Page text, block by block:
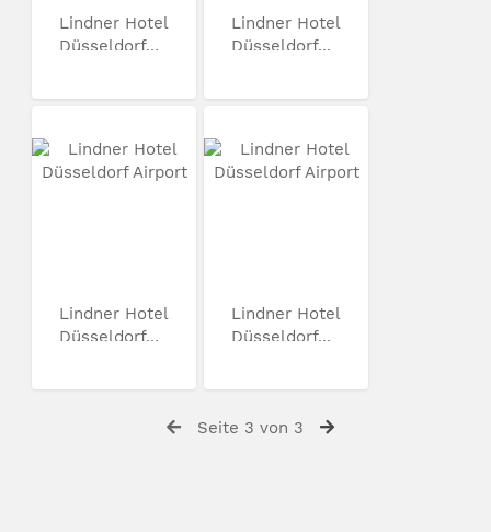
Lindner Hotel
Düsseldorf...
Lindner Hotel
Düsseldorf...
Lindner Hotel
Düsseldorf...
Lindner Hotel
Düsseldorf...
Seite 3 von 3